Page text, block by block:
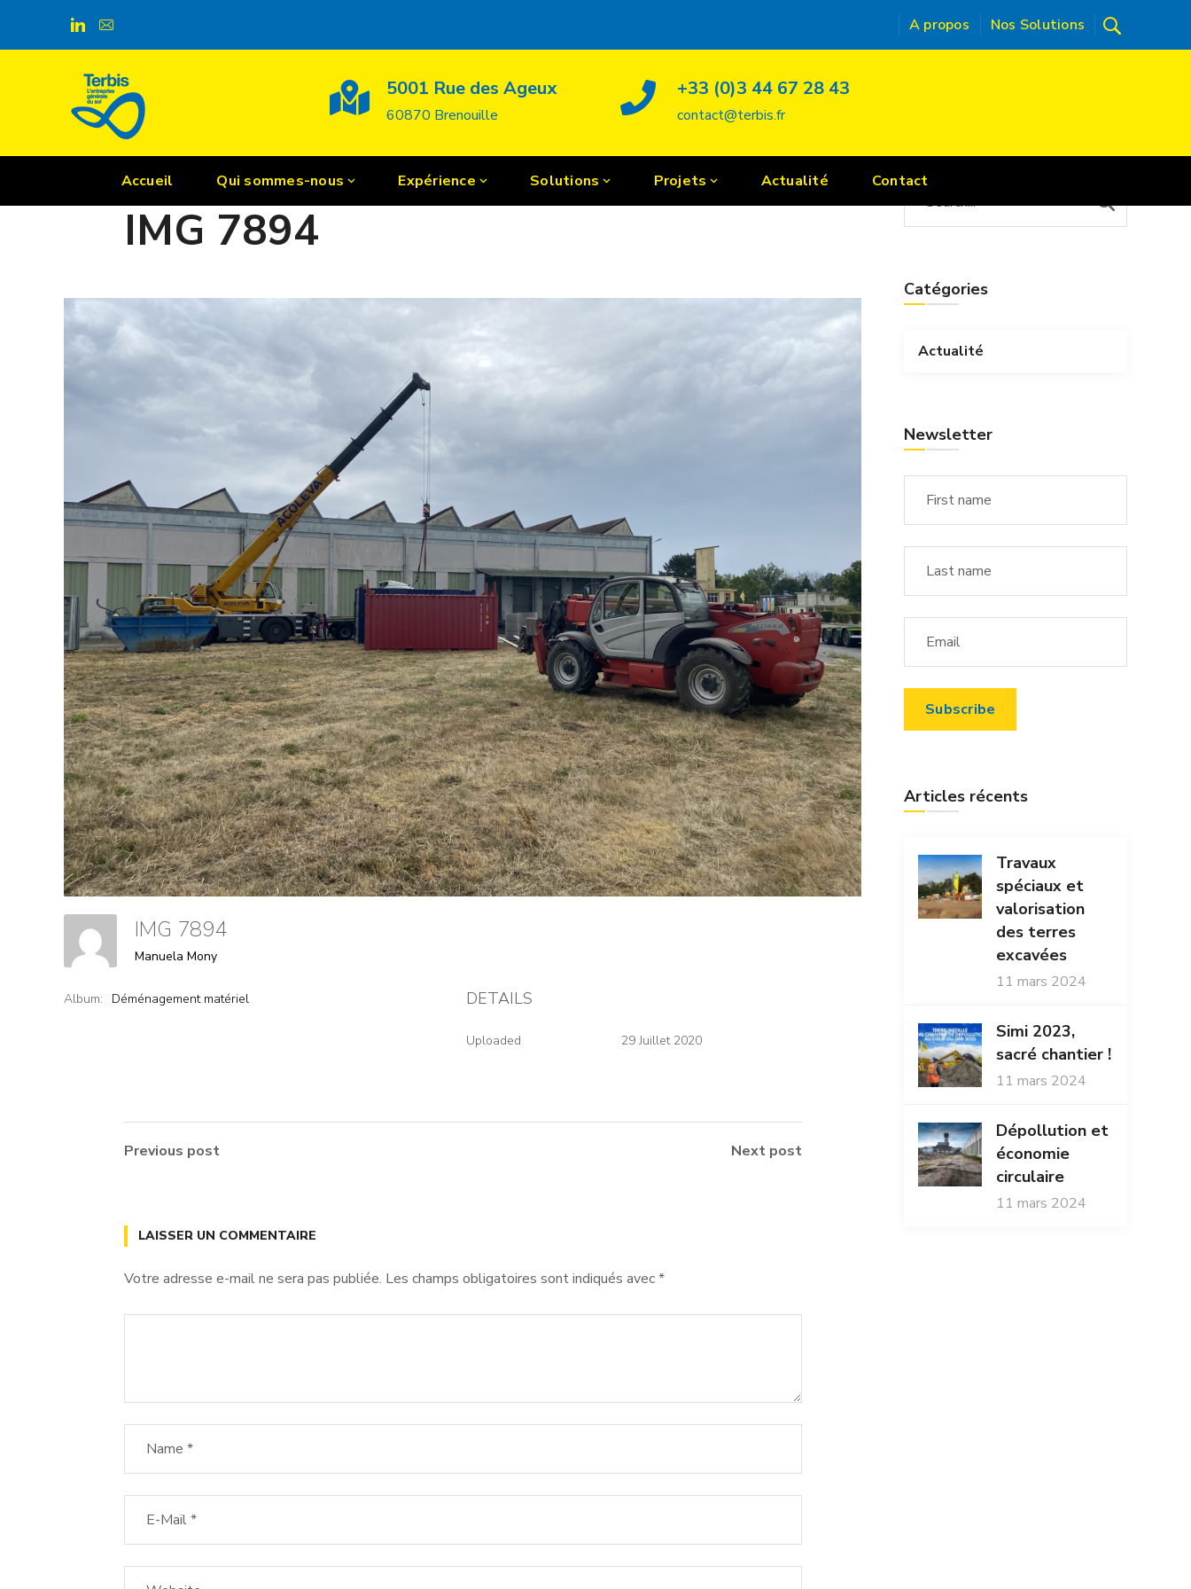
A propos Nos Solutions
5001 Rue des Ageux
60870 Brenouille
+33 (0)3 44 67 28 43
contact@terbis.fr
Accueil Qui sommes-nous Expérience Solutions Projets Actualité Contact
Gmedia
POSTED ON 29 JUILLET 2020
IMG 7894
IMG 7894
Manuela Mony
Album: Déménagement matériel DETAILS
Uploaded 29 Juillet 2020
Previous post Next post
LAISSER UN COMMENTAIRE
Votre adresse e-mail ne sera pas publiée. Les champs obligatoires sont indiqués avec*
Catégories
Actualité
Newsletter
Articles récents
Travaux
spéciaux et
valorisation
des terres
excavées
11 mars 2024
Simi 2023,
sacré chantier !
11 mars 2024
Dépollution et
économie
circulaire
11 mars 2024